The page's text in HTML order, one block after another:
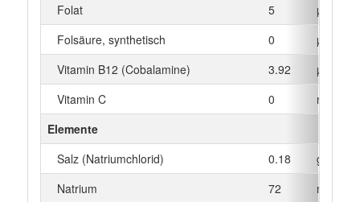
Folat
5
µg
Folsäure, synthetisch
0
µg
Vitamin B12 (Cobalamine)
3.92
µg
Vitamin C
0
mg
Elemente
Salz (Natriumchlorid)
0.18
g
Natrium
72
mg